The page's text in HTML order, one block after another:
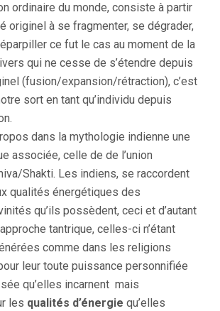
ordinaire du monde, consiste à partir
originel à se fragmenter, se dégrader,
ce fut le cas au moment de la
qui ne cesse de s’étendre depuis
(fusion/expansion/rétraction), c’est
sort en tant qu’individu depuis
dans la mythologie indienne une
associée, celle de de l’union
Shakti. Les indiens, se raccordent
qualités énergétiques des
qu’ils possèdent, ceci et d’autant
tantrique, celles-ci n’étant
comme dans les religions
leur toute puissance personnifiée
qu’elles incarnent mais
les qualités d’énergie qu’elles